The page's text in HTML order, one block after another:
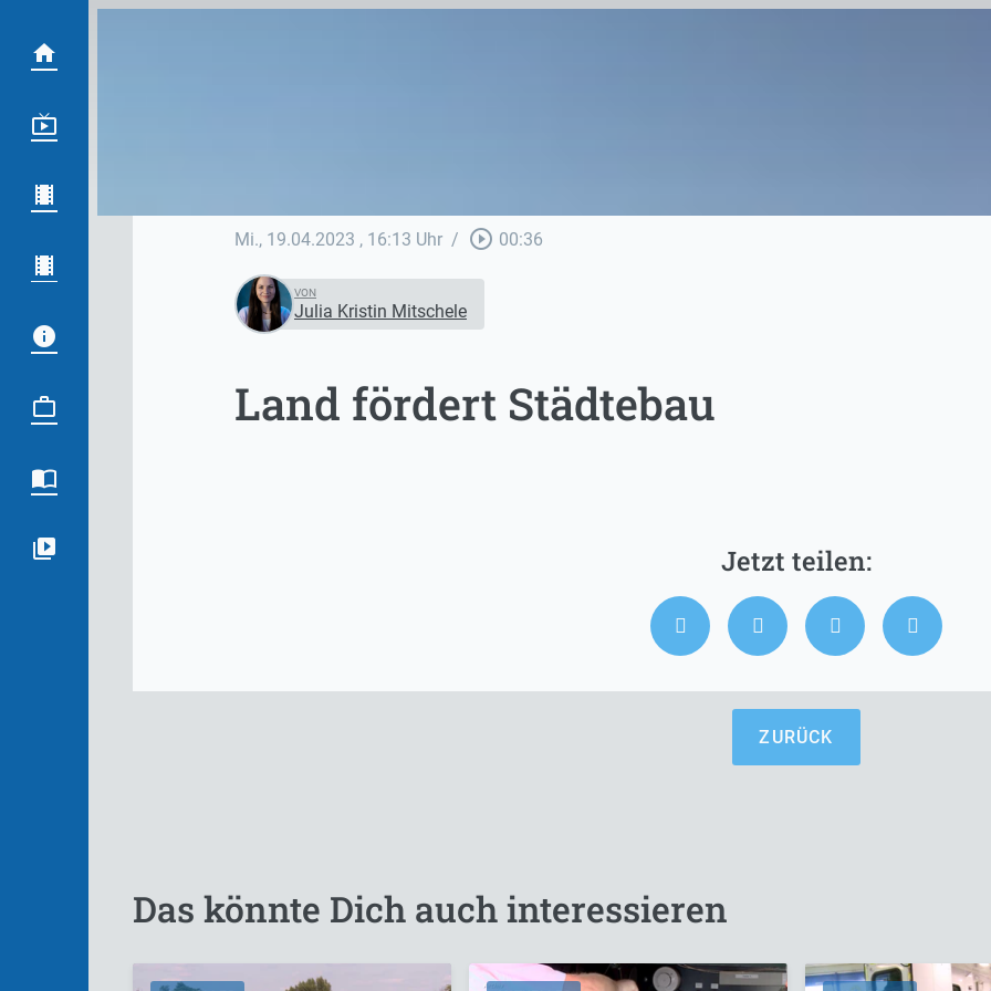
Mi., 19.04.2023 , 16:13 Uhr / play_circle_outline 00:36
VON
Julia Kristin Mitschele
Land fördert Städtebau
ZURÜCK
Das könnte Dich auch interessieren